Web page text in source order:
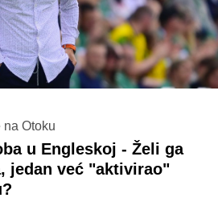
na Otoku
u Engleskoj - Želi ga
jedan već "aktivirao"